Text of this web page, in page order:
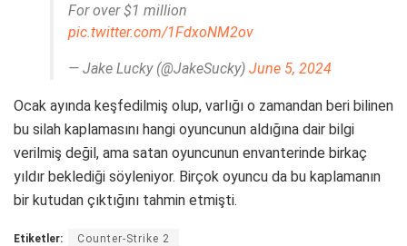
For over $1 million
pic.twitter.com/1FdxoNM2ov
— Jake Lucky (@JakeSucky) June 5, 2024
Ocak ayında keşfedilmiş olup, varlığı o zamandan beri bilinen
bu silah kaplamasını hangi oyuncunun aldığına dair bilgi
verilmiş değil, ama satan oyuncunun envanterinde birkaç
yıldır beklediği söyleniyor. Birçok oyuncu da bu kaplamanın
bir kutudan çıktığını tahmin etmişti.
Etiketler: Counter-Strike 2